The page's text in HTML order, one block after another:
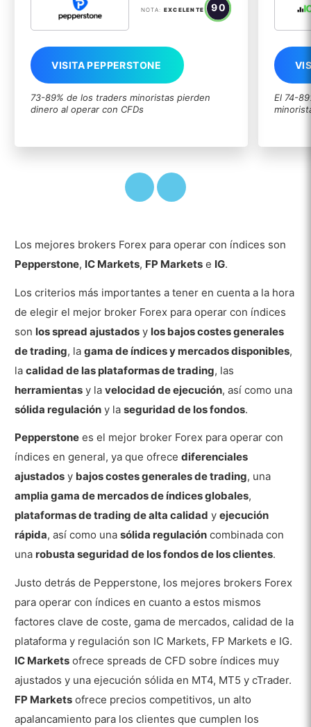
NOTA: EXCELENTE 90
VISITA PEPPERSTONE
73-89% de los traders minoristas pierden
dinero al operar con CFDs
El 74-
Los mejores brokers Forex para operar con índices son
Pepperstone, IC Markets, FP Markets e IG.
Los criterios más importantes a tener en cuenta a la hora
de elegir el mejor broker Forex para operar con índices
son los spread ajustados y los bajos costes generales
de trading, lagama de índices y mercados disponibles,
lacalidad de las plataformas de trading, las
herramientas y lavelocidad de ejecución, así como una
sólida regulación y laseguridad de los fondos.
Pepperstone es el mejor broker Forex para operar con
índices en general, ya que ofrecediferenciales
ajustados y bajos costes generales de trading, una
amplia gama de mercados de índices globales,
plataformas de trading de alta calidad yejecución
rápida, así como unasólida regulación combinada con
una robusta seguridad de los fondos de los clientes.
Justo detrás de Pepperstone, los mejores brokers Forex
para operar con índices en cuanto a estos mismos
factores clave de coste, gama de mercados, calidad de la
plataforma y regulación son IC Markets, FP Markets e IG.
IC Markets ofrece spreads de CFD sobre índices muy
ajustados y una ejecución sólida en MT4, MT5 y cTrader.
FP Markets ofrece precios competitivos, un alto
apalancamiento para los clientes que cumplen los